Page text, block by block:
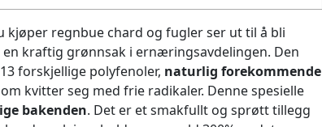
kjøper regnbue chard og fugler ser ut til å bli
kraftig grønnsak i ernæringsavdelingen. Den
forskjellige polyfenoler, naturlig forekommende
kvitter seg med frie radikaler. Denne spesielle
bakenden. Det er et smakfullt og sprøtt tillegg